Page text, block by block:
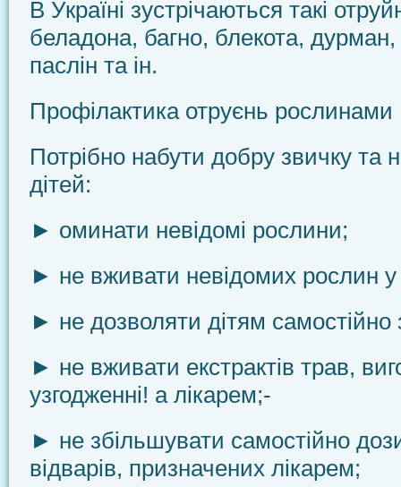
В Україні зустрічаються такі
беладона, баг­но, блекота,
паслін та ін.
Профілактика отруєнь рослинами
Потрібно набути добру звичку та
дітей:
► оминати невідомі рослини;
► не вживати невідомих рослин у
► не дозволяти дітям самостійно
► не вживати екстрактів трав,
узгодженні! а лі­карем;-
► не збільшувати самостійно
відварів, призначених лікарем;